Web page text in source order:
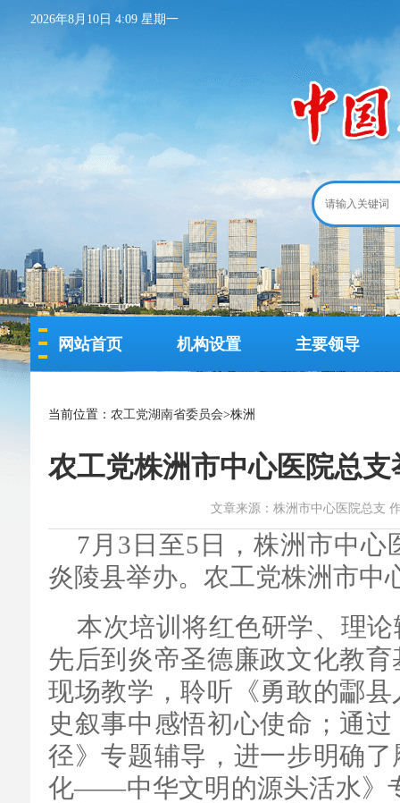
2026年8月10日 4:09 星期一
网站首页 机构设置 主要领导
当前位置： 农工党湖南省委员会>株洲
农工党株洲市中心医院总
文章来源：株洲市中心医院总支
7月3日至5日，株洲市中
炎陵县举办。农工党株洲市中
本次培训将红色研学、理
先后到炎帝圣德廉政文化教
现场教学，聆听《勇敢的酃
史叙事中感悟初心使命；通
径》专题辅导，进一步明确
化——中华文明的源头活水》